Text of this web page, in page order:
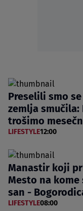
Preselili smo
zemlja
trošimo
LIFESTYLE12:00
Manastir koji
Mesto na
san -
LIFESTYLE08:00